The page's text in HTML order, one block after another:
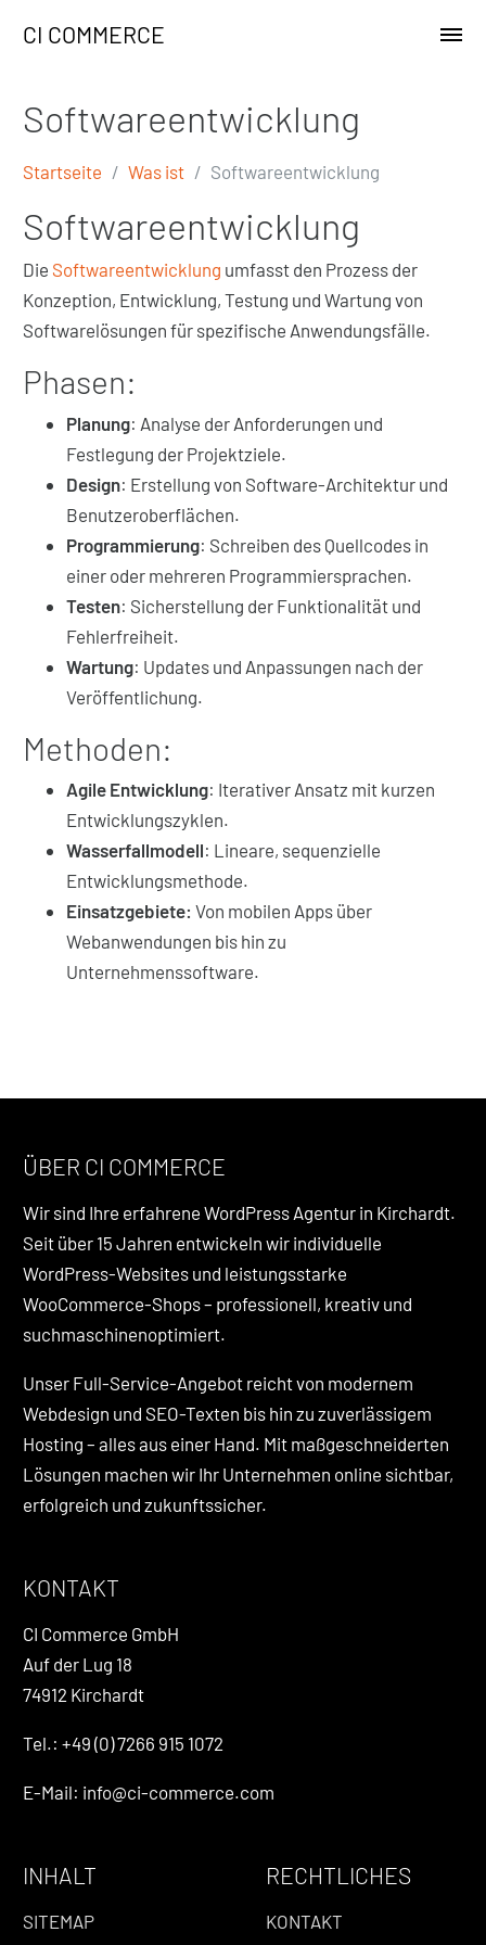
CI COMMERCE
Softwareentwicklung
Startseite Was ist Softwareentwicklung
Softwareentwicklung
Die Softwareentwicklung umfasst den Prozess der
Konzeption, Entwicklung, Testung und Wartung von
Softwarelösungen für spezifische Anwendungsfälle.
Phasen:
Planung: Analyse der Anforderungen und
Festlegung der Projektziele.
Design: Erstellung von Software-Architektur und
Benutzeroberflächen.
Programmierung: Schreiben des Quellcodes in
einer oder mehreren Programmiersprachen.
Testen: Sicherstellung der Funktionalität und
Fehlerfreiheit.
Wartung: Updates und Anpassungen nach der
Veröffentlichung.
Methoden:
Agile Entwicklung: Iterativer Ansatz mit kurzen
Entwicklungszyklen.
Wasserfallmodell: Lineare, sequenzielle
Entwicklungsmethode.
Einsatzgebiete: Von mobilen Apps über
Webanwendungen bis hin zu
Unternehmenssoftware.
ÜBER CI COMMERCE
Wir sind Ihre erfahrene WordPress Agentur in Kirchardt.
Seit über 15 Jahren entwickeln wir individuelle
WordPress-Websites und leistungsstarke
WooCommerce-Shops – professionell, kreativ und
suchmaschinenoptimiert.
Unser Full-Service-Angebot reicht von modernem
Webdesign und SEO-Texten bis hin zu zuverlässigem
Hosting – alles aus einer Hand. Mit maßgeschneiderten
Lösungen machen wir Ihr Unternehmen online sichtbar,
erfolgreich und zukunftssicher.
KONTAKT
CI Commerce GmbH
Auf der Lug 18
74912 Kirchardt
Tel.: +49 (0) 7266 915 1072
E-Mail: info@ci-commerce.com
INHALT
SITEMAP
RECHTLICHES
KONTAKT